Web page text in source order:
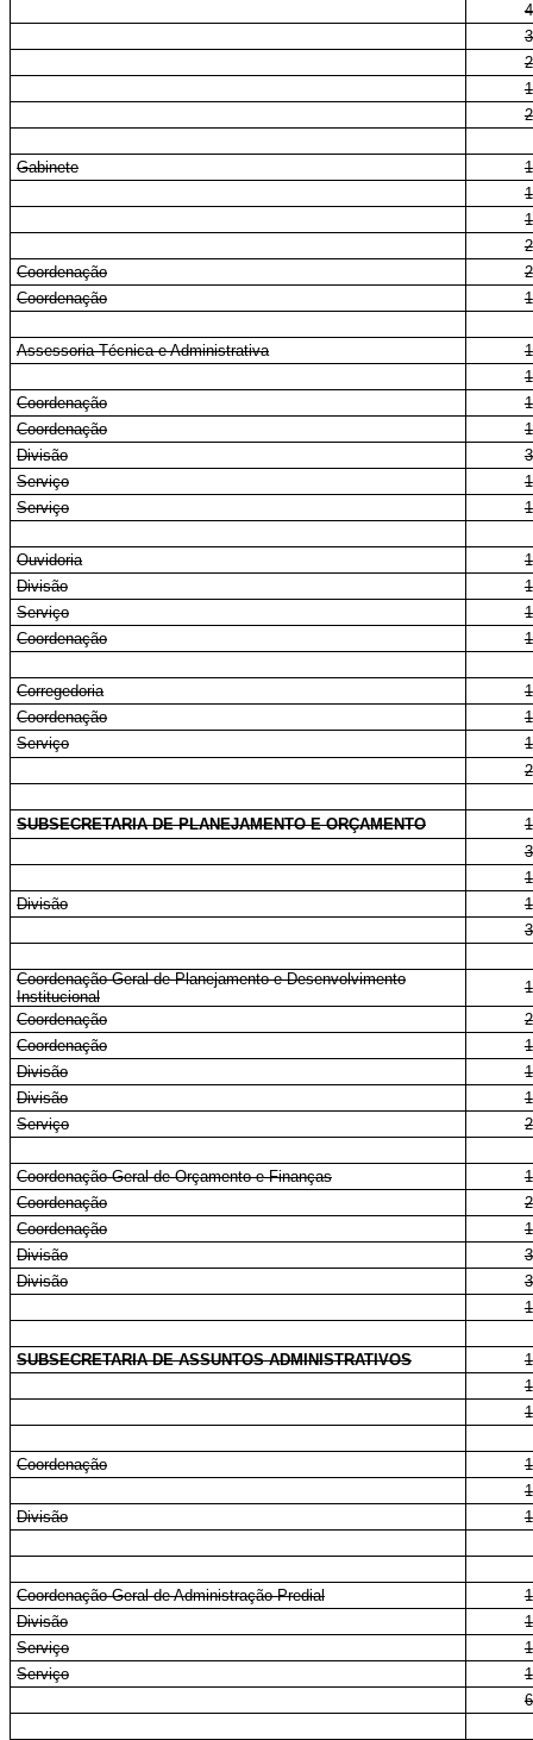
4
3
2
1
2
Gabinete
1
1
1
2
Coordenação
2
Coordenação
1
Assessoria Técnica e Administrativa
1
1
Coordenação
1
Coordenação
1
Divisão
3
Serviço
1
Serviço
1
Ouvidoria
1
Divisão
1
Serviço
1
Coordenação
1
Corregedoria
1
Coordenação
1
Serviço
1
2
SUBSECRETARIA DE PLANEJAMENTO E ORÇAMENTO
1
3
1
Divisão
1
3
Coordenação-Geral de Planejamento e Desenvolvimento
Institucional
1
Coordenação
2
Coordenação
1
Divisão
1
Divisão
1
Serviço
2
Coordenação-Geral de Orçamento e Finanças
1
Coordenação
2
Coordenação
1
Divisão
3
Divisão
3
1
SUBSECRETARIA DE ASSUNTOS ADMINISTRATIVOS
1
1
1
Coordenação
1
1
Divisão
1
Coordenação-Geral de Administração Predial
1
Divisão
1
Serviço
1
Serviço
1
6